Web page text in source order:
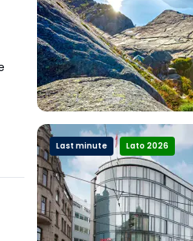
Last minute Lato 2026